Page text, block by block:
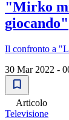
"Mirko
giocando"
Il confronto a
30 Mar 2022 -
Articolo
Televisione